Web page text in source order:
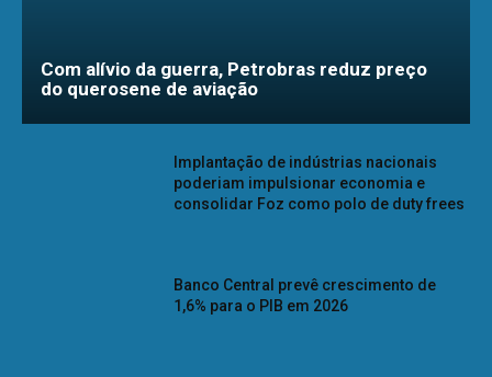
Com alívio da guerra, Petrobras reduz preço
do querosene de aviação
Implantação de indústrias nacionais
poderiam impulsionar economia e
consolidar Foz como polo de duty frees
Banco Central prevê crescimento de
1,6% para o PIB em 2026